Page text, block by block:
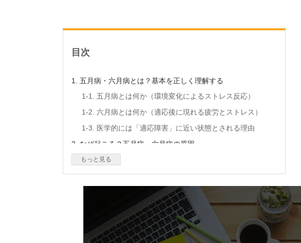
目次
1. 五月病・六月病とは？基本を正しく理解する
1-1. 五月病とは何か（環境変化によるストレス反応）
1-2. 六月病とは何か（適応後に現れる疲労とストレス）
1-3. 医学的には「適応障害」に近い状態とされる理由
2. なぜ起こる？五月病・六月病の原因
2-1. 環境の変化によるストレス
2-2. 適応しようとする過度な努力
2-3. 梅雨・気圧変化による体調不良（気象病）
2-4. 生活リズムの乱れと睡眠不足
3. なりやすい人の特徴とは
3-1. 真面目・責任感が強い人
もっと見る